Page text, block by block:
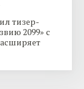
тизер-
2099» с